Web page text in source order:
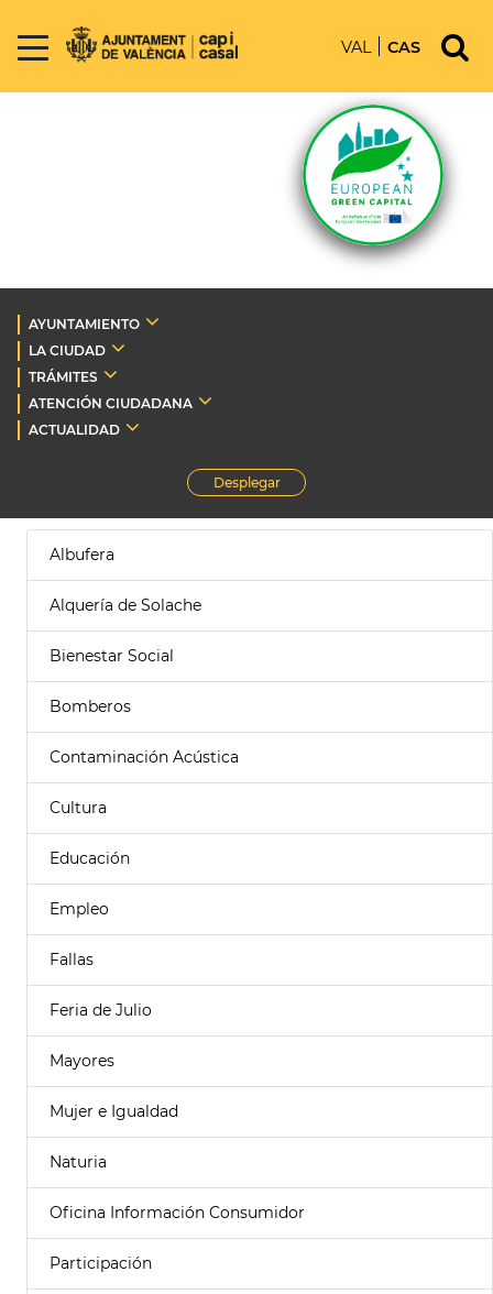
VAL CAS
AYUNTAMIENTO
LA CIUDAD
TRÁMITES
ATENCIÓN CIUDADANA
ACTUALIDAD
Desplegar
Albufera
Alquería de Solache
Bienestar Social
Bomberos
Contaminación Acústica
Cultura
Educación
Empleo
Fallas
Feria de Julio
Mayores
Mujer e Igualdad
Naturia
Oficina Información Consumidor
Participación